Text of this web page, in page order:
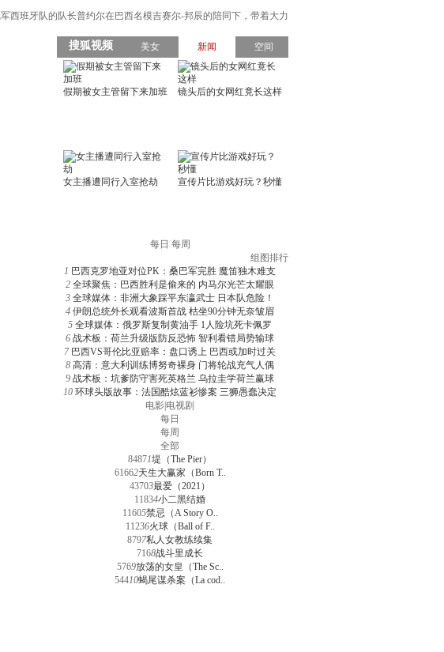
西班牙队的队长普约尔在巴西名模吉赛尔-邦辰的陪同下，带着大力
每日 每周
组图排行
1 巴西克罗地亚对位PK：桑巴军完胜 魔笛独木难支
2 全球聚焦：巴西胜利是偷来的 内马尔光芒太耀眼
3 全球媒体：非洲大象踩平东瀛武士 日本队危险！
4 伊朗总统外长观看波斯首战 枯坐90分钟无奈皱眉
5 全球媒体：俄罗斯复制黄油手 1人险坑死卡佩罗
6 战术板：荷兰升级版防反恐怖 智利看错局势输球
7 巴西VS哥伦比亚赔率：盘口诱上 巴西或加时过关
8 高清：意大利训练博努奇裸身 门将轮战充气人偶
9 战术板：坑爹防守害死英格兰 乌拉圭学荷兰赢球
10 环球头版故事：法国酷炫蓝衫惨案 三狮愚蠢决定
电影 电视剧
每日
每周
全部
84871堤（The Pier）
61662天生大赢家（Born T..
43703最爱（2021）
11834小二黑结婚
11605禁忌（A Story O..
11236火球（Ball of F..
8797私人女教练续集
7168战斗里成长
5769放荡的女皇（The Sc..
54410蝎尾谋杀案（La cod..